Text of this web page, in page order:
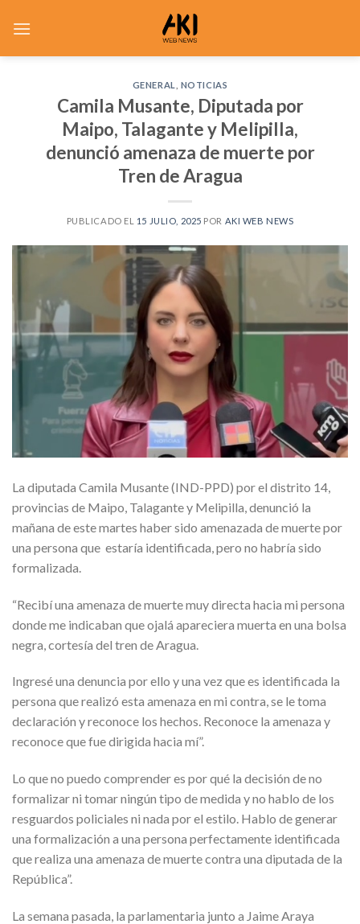
GENERAL NOTICIAS
Camila Musante, Diputada por
Maipo, Talagante y Melipilla,
denunció amenaza de muerte por
Tren de Aragua
PUBLICADO EL 15 JULIO, 2025 POR AKI WEB NEWS
La diputada Camila Musante (IND-PPD) por el distrito 14,
provincias de Maipo, Talagante y Melipilla, denunció la
mañana de este martes haber sido amenazada de muerte por
una persona que estaría identificada, pero no habría sido
formalizada.
“Recibí una amenaza de muerte muy directa hacia mi persona
donde me indicaban que ojalá apareciera muerta en una bolsa
negra, cortesía del tren de Aragua.
Ingresé una denuncia por ello y una vez que es identificada la
persona que realizó esta amenaza en mi contra, se le toma
declaración y reconoce los hechos. Reconoce la amenaza y
reconoce que fue dirigida hacia mí”.
Lo que no puedo comprender es por qué la decisión de no
formalizar ni tomar ningún tipo de medida y no hablo de los
resguardos policiales ni nada por el estilo. Hablo de generar
una formalización a una persona perfectamente identificada
que realiza una amenaza de muerte contra una diputada de la
República”.
La semana pasada, la parlamentaria junto a Jaime Araya